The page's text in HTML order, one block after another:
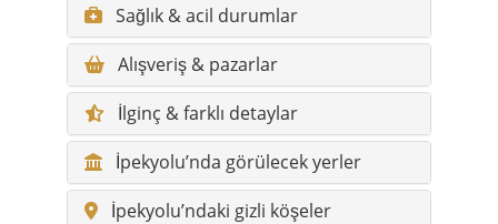
Sağlık & acil durumlar
Alışveriş & pazarlar
İlginç & farklı detaylar
İpekyolu’nda görülecek yerler
İpekyolu’ndaki gizli köşeler